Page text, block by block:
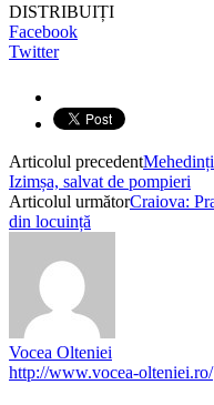
DISTRIBUIȚI
Facebook
Twitter
Articolul precedent
Izimșa, salvat de pompieri
Articolul următorCraiova:
din locuință
Vocea Olteniei
http://www.vocea-olteniei.ro/